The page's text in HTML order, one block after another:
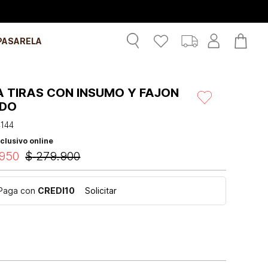
TIRAS CON INSUMO Y FAJON
online
$ 279.900
con CREDI10 Solicitar